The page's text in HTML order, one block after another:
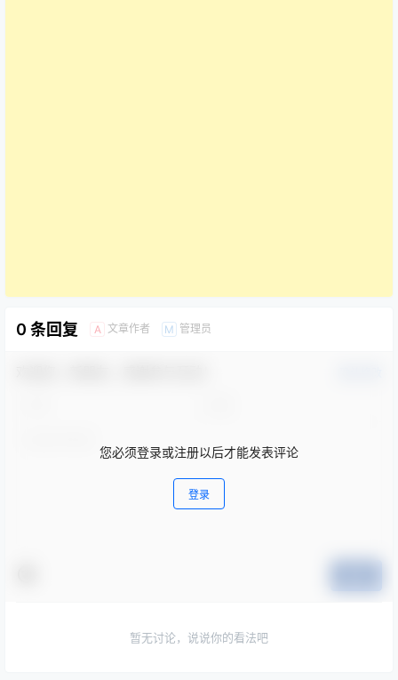
0 条回复 A 文章作者 M 管理员
您必须登录或注册以后才能发表评论
登录
暂无讨论，说说你的看法吧